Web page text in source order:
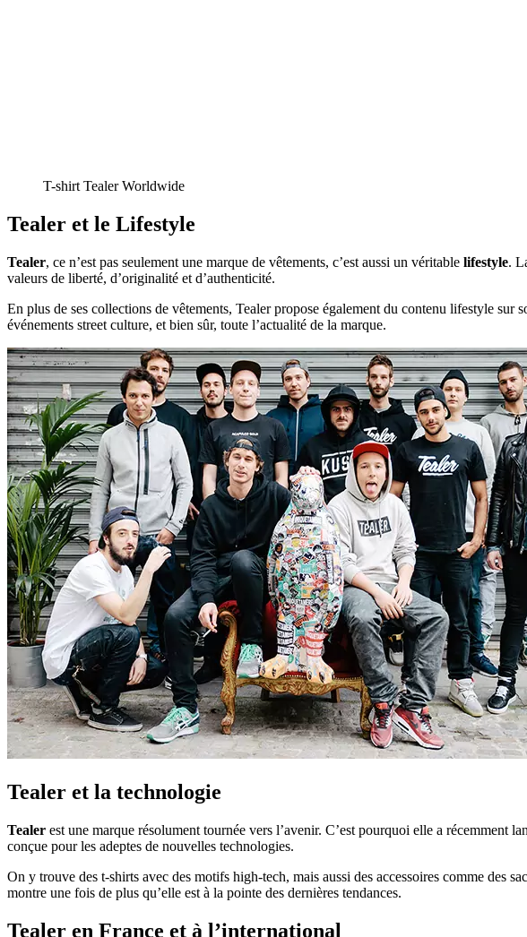
T-shirt Tealer Worldwide
Tealer et le Lifestyle
Tealer, ce n’est pas seulement une marque de vêtements, c’est aussi un véritable lifestyle.
valeurs de liberté, d’originalité et d’authenticité.
En plus de ses collections de vêtements, Tealer propose également du contenu lifestyle sur
événements street culture, et bien sûr, toute l’actualité de la marque.
Tealer et la technologie
Tealer est une marque résolument tournée vers l’avenir. C’est pourquoi elle a récemment
conçue pour les adeptes de nouvelles technologies.
On y trouve des t-shirts avec des motifs high-tech, mais aussi des accessoires comme des
montre une fois de plus qu’elle est à la pointe des dernières tendances.
Tealer en France et à l’international